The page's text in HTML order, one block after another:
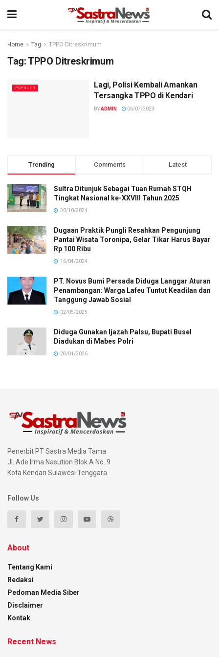
Home Tag TPPO Ditreskrimum
Tag:TPPO Ditreskrimum
POPULER
Lagi, Polisi Kembali Amankan
Tersangka TPPO di Kendari
BYADMIN 06/07/2023
Trending Comments Latest
Sultra Ditunjuk Sebagai Tuan Rumah STQH
Tingkat Nasional ke-XXVIII Tahun 2025
30/10/2024
Dugaan Praktik Pungli Resahkan Pengunjung
Pantai Wisata Toronipa, Gelar Tikar Harus Bayar
Rp 100 Ribu
16/04/2024
PT. Novus Bumi Persada Diduga Langgar Aturan
Penambangan: Warga Lafeu Tuntut Keadilan dan
Tanggung Jawab Sosial
02/05/2025
Diduga Gunakan Ijazah Palsu, Bupati Busel
Diadukan di Mabes Polri
28/01/2026
Penerbit PT Sastra Media Tama
Jl. Ade Irma Nasution Blok A No. 9
Kota Kendari Sulawesi Tenggara
Follow Us
About
Tentang Kami
Redaksi
Pedoman Media Siber
Disclaimer
Kontak
Recent News